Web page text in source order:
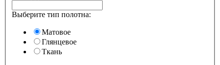
Выберите тип полотна:
Матовое
Глянцевое
Ткань